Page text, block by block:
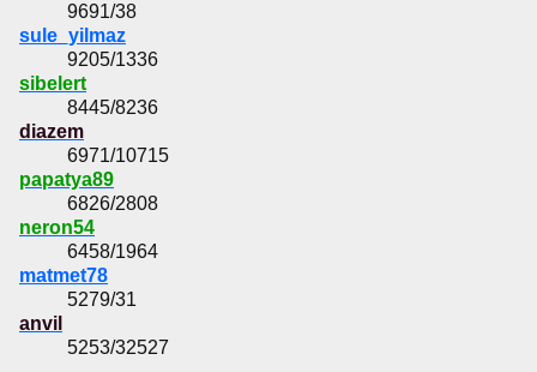
9691/38
sule_yilmaz
9205/1336
sibelert
8445/8236
diazem
6971/10715
papatya89
6826/2808
neron54
6458/1964
matmet78
5279/31
anvil
5253/32527